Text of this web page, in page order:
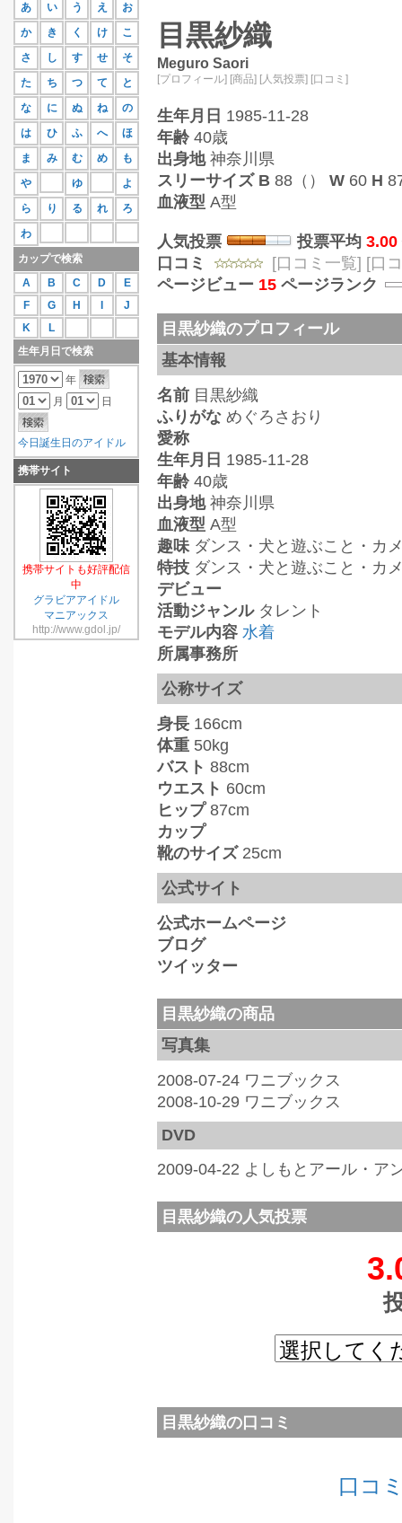
目黒紗織
Meguro Saori
[プロフィール] [商品] [人気投票] [口コミ]
生年月日 1985-11-28
年齢 40歳
出身地神奈川県
スリーサイズ B 88（） W 60 H
血液型 A型
人気投票 投票平均 3.00
口コミ
[口コミ一覧] [口
ページビュー 15 ページランク
目黒紗織のプロフィール
基本情報
名前 目黒紗織
ふりがな めぐろさおり
愛称
生年月日 1985-11-28
年齢 40歳
出身地神奈川県
血液型 A型
趣味ダンス・犬と遊ぶこと・カ
特技 ダンス・犬と遊ぶこと・カ
デビュー
活動ジャンルタレント
モデル内容 水着
所属事務所
公称サイズ
身長 166cm
体重 50kg
バスト 88cm
ウエスト 60cm
ヒップ87cm
カップ
靴のサイズ25cm
公式サイト
公式ホームページ
ブログ
ツイッター
目黒紗織の商品
写真集
2008-07-24 ワニブックス
2008-10-29 ワニブックス
DVD
2009-04-22 よしもとアール・ア
目黒紗織の人気投票
目黒紗織の口コミ
口コ
あ
い う え
お
か
き く け
こ
さ
し す せ
そ
た
ち つ て
と
な
に ぬ ね
の
は
ひ ふ へ
ほ
ま
み む め
も
や
ゆ
よ
ら
り る れ
ろ
わ
カップで検索
A
B C D
E
F
G H
J
K
L
生年月日で検索
年
月
日
今日誕生日のアイドル
携帯サイト
携帯サイトも好評配信
中
グラビアアイドル
マニアックス
http://www.gdol.jp/